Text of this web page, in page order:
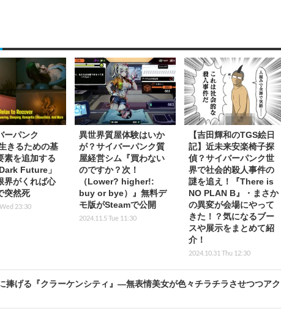
ーパンク
きるための基
素を追加する
Future」
がくれば心
突然死
23:30
異世界質屋体験はいか
が？サイバーパンク質
屋経営シム『買わない
のですか？次！
（Lower? higher!:
buy or bye）』無料デ
モ版がSteamで公開
2024.11.5 Tue 11:30
【吉田輝和のTGS絵日
記】近未来安楽椅子探
偵？サイバーパンク世
界で社会的殺人事件の
謎を追え！『There is
NO PLAN B』・まさか
の異変が会場にやって
きた！？気になるブー
スや展示をまとめて紹
介！
2024.10.31 Thu 12:30
捧げる『クラーケンシティ』―無表情美女が色々チラチラさせつつアク